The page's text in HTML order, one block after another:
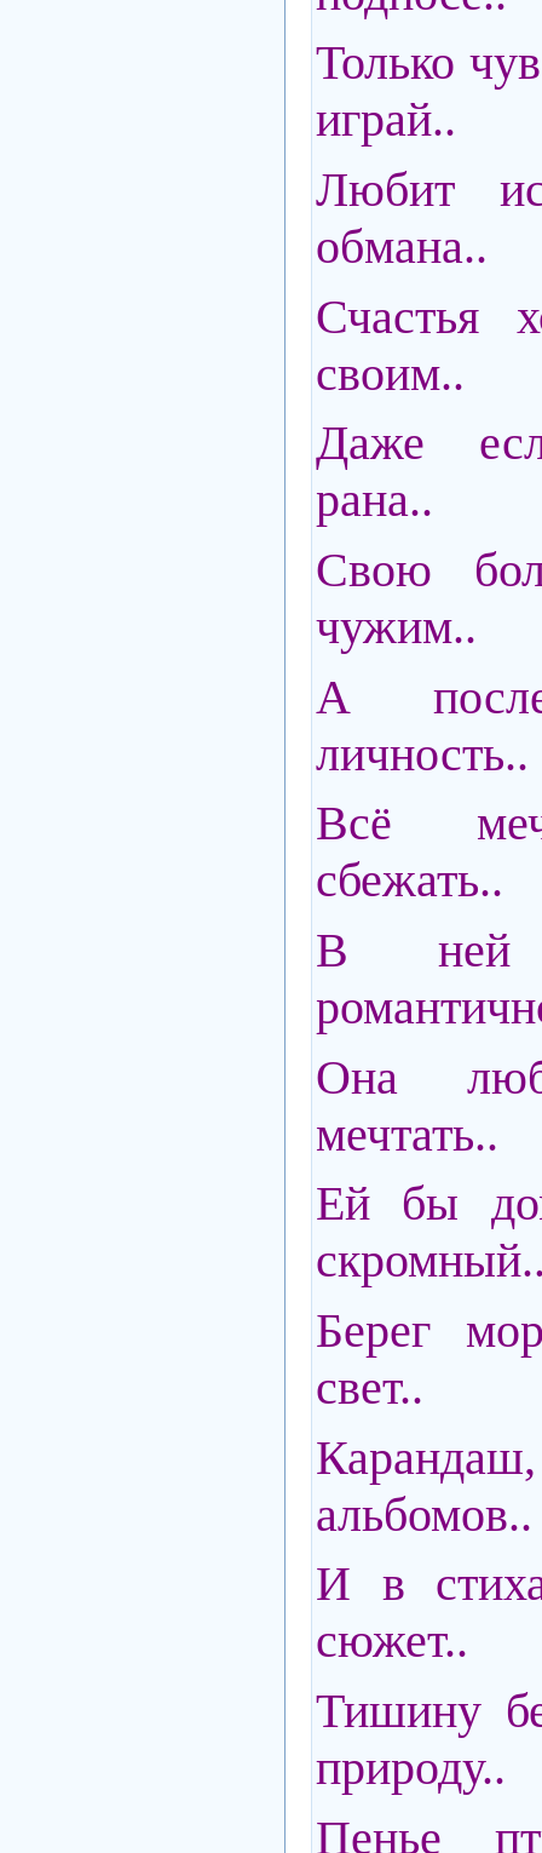
Только
играй..
Любит
обмана..
Счастья
своим..
Даже
рана..
Свою
чужим..
А
личность..
Всё
сбежать..
В ней
Она
мечтать..
Ей бы
Берег
свет..
альбомов..
И в
сюжет..
Тишину
природу..
Пенье